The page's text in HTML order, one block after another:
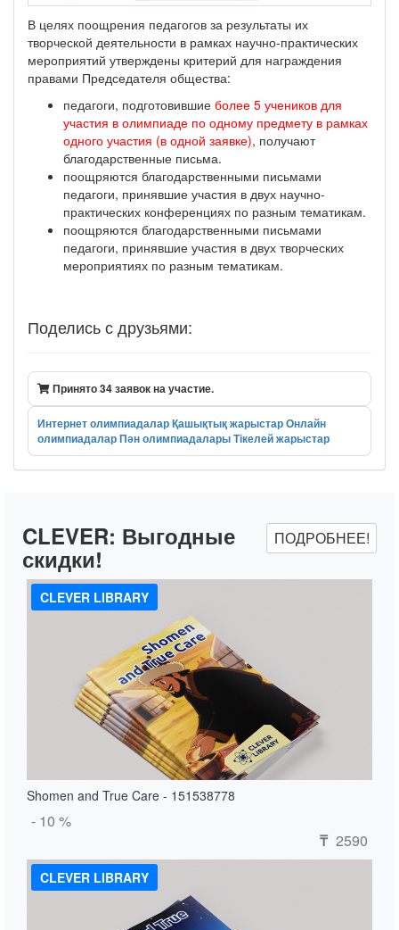
В целях поощрения педагогов за результаты их
творческой деятельности в рамках научно-практических
мероприятий утверждены критерий для награждения
правами Председателя общества:
педагоги, подготовившие более 5 учеников для
участия в олимпиаде по одному предмету в рамках
одного участия (в одной заявке), получают
благодарственные письма.
поощряются благодарственными письмами
педагоги, принявшие участия в двух научно-
практических конференциях по разным тематикам.
поощряются благодарственными письмами
педагоги, принявшие участия в двух творческих
мероприятиях по разным тематикам.
Поделись с друзьями:
Принято 34 заявок на участие.
Интернет олимпиадаларҚашықтық жарыстарОнлайн
олимпиадаларПән олимпиадаларыТікелей жарыстар
CLEVER: Выгодные
скидки!
ПОДРОБНЕЕ!
CLEVER LIBRARY
Shomen and True Care - 151538778
- 10 %
₸ 2590
CLEVER LIBRARY